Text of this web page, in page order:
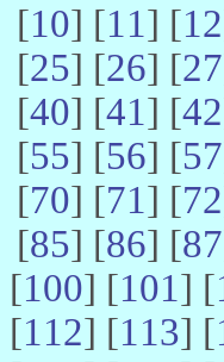
[10] [11] [12
[25] [26] [27
[40] [41] [42
[55] [56] [57
[70] [71] [72
[85] [86] [87
[100] [101] [
[112] [113] [